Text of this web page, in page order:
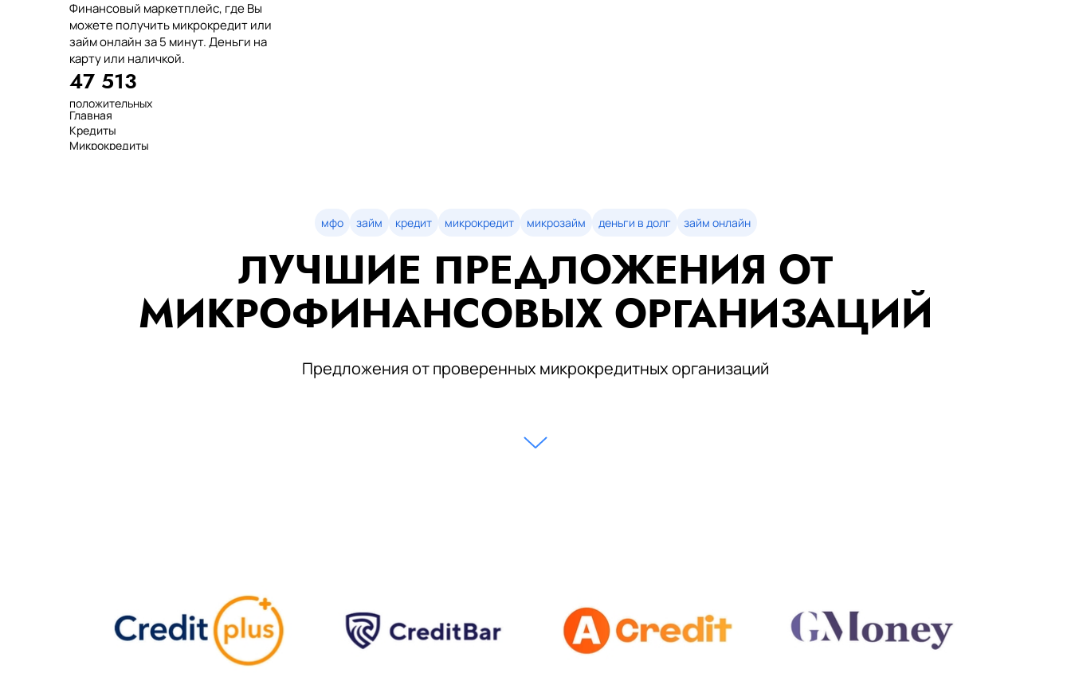
Финансовый маркетплейс, где Вы
можете получить микрокредит или
займ онлайн за 5 минут. Деньги на
карту или наличкой.
47 513
положительных
отзывов
тенге выдано
нашим клиентам
7 минут
Главная
Кредиты
Микрокредиты
мфо займ кредит микрокредит микрозайм деньги в долг займ онлайн
ЛУЧШИЕ ПРЕДЛОЖЕНИЯ ОТ
МИКРОФИНАНСОВЫХ ОРГАНИЗАЦИЙ
Предложения от проверенных микрокредитных организаций